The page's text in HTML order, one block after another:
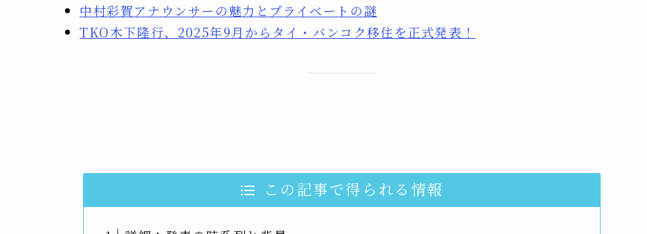
中村彩賀アナウンサーの魅力とプライベートの謎
TKO木下隆行、2025年9月からタイ・バンコク移住を正式発表！
この記事で得られる情報